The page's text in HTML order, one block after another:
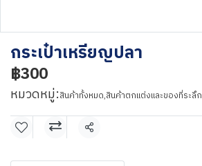
กระเป๋าเหรียญปลา
฿300
หมวดหมู่:สินค้าทั้งหมด,สินค้าตกแต่งและของที่ระลึก
แชร์